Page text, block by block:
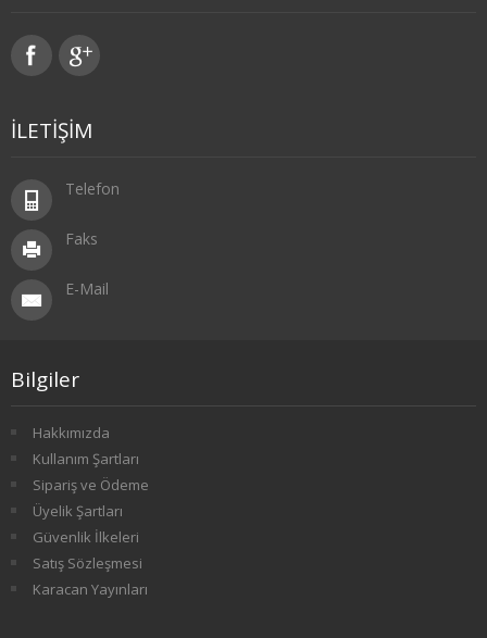
2. SINIF 4. YARIYIL ÇEKO
3. SINIF 5. YARIYIL ÇEKO
ULUSLARARASI İLİŞKİLER
2. SINIF 3. YARIYIL ULUSLARARASI İLŞ
2. SINIF 4. YARIYIL ULUSLARARASI İLŞ
3. SINIF 5. YARIYIL ULUSLARARASI İLŞ
İLETİŞİM
Telefon
Faks
E-Mail
Bilgiler
Hakkımızda
Kullanım Şartları
Sipariş ve Ödeme
Üyelik Şartları
Güvenlik İlkeleri
Satış Sözleşmesi
Karacan Yayınları